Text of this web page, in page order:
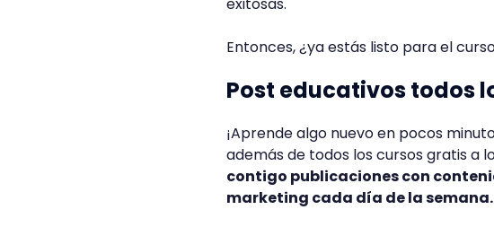
Entonces, ¿ya estás listo para el
Post educativos todos
¡Aprende algo nuevo en pocos
además de todos los cursos gratis a
contigo publicaciones con
marketing cada día de la semana.